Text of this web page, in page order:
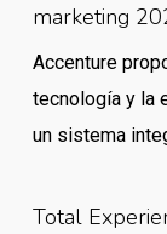
marketing
Accenture
tecnología y la
un sistema
Total